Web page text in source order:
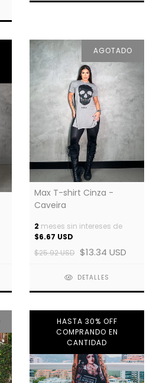
AGOTADO
Max T-shirt Cinza -
Caveira
2 meses sin intereses de
$6.67 USD
$25.92 USD $13.34 USD
DETALLES
HASTA 30% OFF
COMPRANDO EN
CANTIDAD